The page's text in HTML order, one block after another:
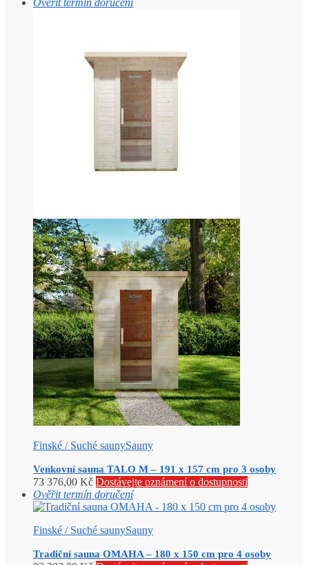
Finské / Suché saunySauny
Venkovní sauna TALO M – 191 x 157 cm pro 3 osoby
73 376,00 Kč Dostávejte oznámení o dostupnosti
Ověřit termín doručení
Finské / Suché saunySauny
Tradiční sauna OMAHA – 180 x 150 cm pro 4 osoby